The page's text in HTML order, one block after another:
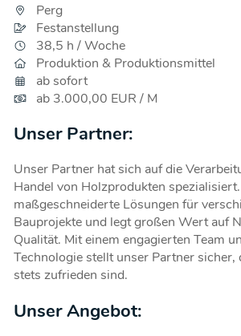
Perg
Festanstellung
38,5 h / Woche
Produktion & Produktionsmittel
ab sofort
ab 3.000,00 EUR / M
Unser Partner:
Unser Partner hat sich auf die
Handel von Holzprodukten
maßgeschneiderte Lösungen für
Bauprojekte und legt großen Wert auf
Qualität. Mit einem engagierten Team
Technologie stellt unser Partner sicher,
stets zufrieden sind.
Unser Angebot: